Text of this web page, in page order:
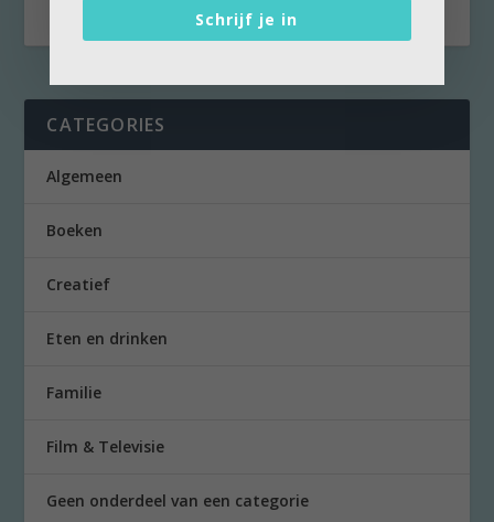
CATEGORIES
Algemeen
Boeken
Creatief
Eten en drinken
Familie
Film & Televisie
Geen onderdeel van een categorie
Schrijf je in